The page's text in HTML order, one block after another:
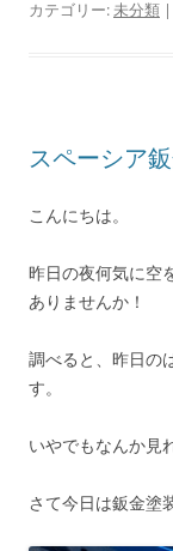
カテゴリー:未分類
スペーシア
こんにちは。
昨日の夜何気に空
ありませんか！
調べると、昨日の
す。
いやでもなんか見
さて今日は鈑金塗